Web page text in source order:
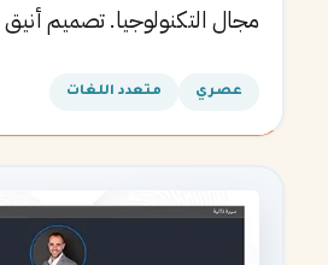
مجال التكنولوجيا. تصميم أنيق
عصري متعدد اللغات